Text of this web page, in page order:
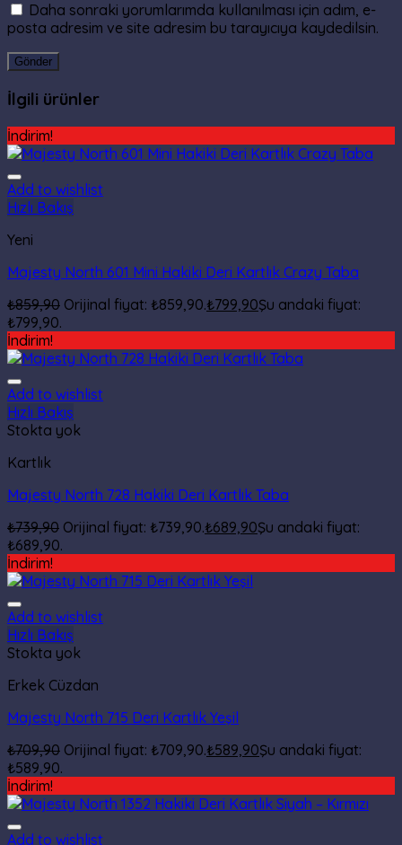
Daha sonraki yorumlarımda kullanılması için adım, e-
posta adresim ve site adresim bu tarayıcıya kaydedilsin.
İlgili ürünler
İndirim!
Add to wishlist
Hızlı Bakış
Yeni
Majesty North 601 Mini Hakiki Deri Kartlık Crazy Taba
₺859,90 Orijinal fiyat: ₺859,90.₺799,90Şu andaki fiyat:
₺799,90.
İndirim!
Add to wishlist
Hızlı Bakış
Stokta yok
Kartlık
Majesty North 728 Hakiki Deri Kartlık Taba
₺739,90 Orijinal fiyat: ₺739,90.₺689,90Şu andaki fiyat:
₺689,90.
İndirim!
Add to wishlist
Hızlı Bakış
Stokta yok
Erkek Cüzdan
Majesty North 715 Deri Kartlık Yeşil
₺709,90 Orijinal fiyat: ₺709,90.₺589,90Şu andaki fiyat:
₺589,90.
İndirim!
Add to wishlist